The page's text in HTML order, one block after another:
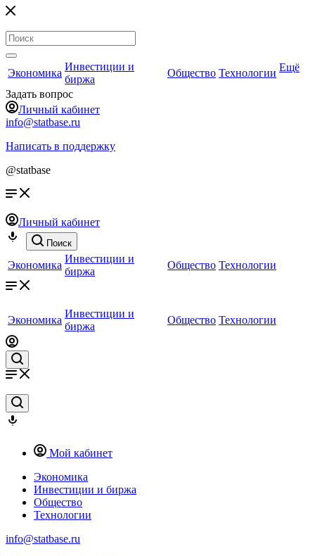
Экономика
Инвестиции и
биржа
Общество Технологии Ещё
Задать вопрос
Личный кабинет
info@statbase.ru
Написать в поддержку
@statbase
Личный кабинет
Поиск
Экономика
Инвестиции и
биржа
Общество Технологии
Экономика
Инвестиции и
биржа
Общество Технологии
Мой кабинет
Экономика
Инвестиции и биржа
Общество
Технологии
info@statbase.ru